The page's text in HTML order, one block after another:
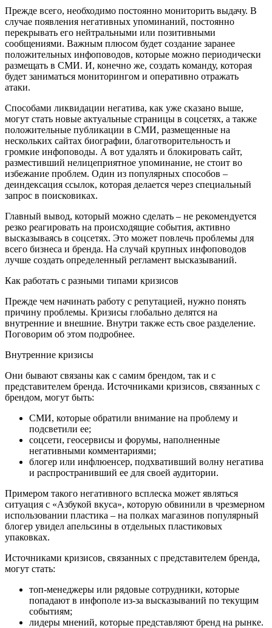
Прежде всего, необходимо постоянно мониторить выдачу. В
случае появления негативных упоминаний, постоянно
перекрывать его нейтральными или позитивными
сообщениями. Важным плюсом будет создание заранее
положительных инфоповодов, которые можно периодически
размещать в СМИ. И, конечно же, создать команду, которая
будет заниматься мониторингом и оперативно отражать
атаки.
Способами ликвидации негатива, как уже сказано выше,
могут стать новые актуальные страницы в соцсетях, а также
положительные публикации в СМИ, размещенные на
нескольких сайтах биографии, благотворительность и
громкие инфоповоды. А вот удалять и блокировать сайт,
разместивший нелицеприятное упоминание, не стоит во
избежание проблем. Один из популярных способов –
деиндексация ссылок, которая делается через специальный
запрос в поисковиках.
Главный вывод, который можно сделать – не рекомендуется
резко реагировать на происходящие события, активно
высказываясь в соцсетях. Это может повлечь проблемы для
всего бизнеса и бренда. На случай крупных инфоповодов
лучше создать определенный регламент высказываний.
Как работать с разными типами кризисов
Прежде чем начинать работу с репутацией, нужно понять
причину проблемы. Кризисы глобально делятся на
внутренние и внешние. Внутри также есть свое разделение.
Поговорим об этом подробнее.
Внутренние кризисы
Они бывают связаны как с самим брендом, так и с
представителем бренда. Источниками кризисов, связанных с
брендом, могут быть:
СМИ, которые обратили внимание на проблему и
подсветили ее;
соцсети, геосервисы и форумы, наполненные
негативными комментариями;
блогер или инфлюенсер, подхвативший волну негатива
и распространивший ее для своей аудитории.
Примером такого негативного всплеска может являться
ситуация с «Азбукой вкуса», которую обвинили в чрезмерном
использовании пластика – на полках магазинов популярный
блогер увидел апельсины в отдельных пластиковых
упаковках.
Источниками кризисов, связанных с представителем бренда,
могут стать:
топ-менеджеры или рядовые сотрудники, которые
попадают в инфополе из-за высказываний по текущим
событиям;
лидеры мнений, которые представляют бренд на рынке.